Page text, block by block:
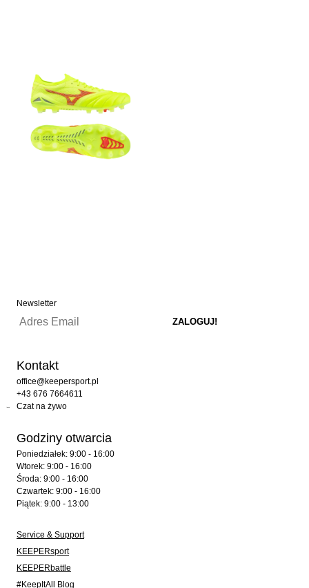
Newsletter
Kontakt
office@keepersport.pl
+43 676 7664611
Czat na żywo
Godziny otwarcia
Poniedziałek: 9:00 - 16:00
Wtorek: 9:00 - 16:00
Środa: 9:00 - 16:00
Czwartek: 9:00 - 16:00
Piątek: 9:00 - 13:00
Service & Support
KEEPERsport
KEEPERbattle
#KeepItAll Blog